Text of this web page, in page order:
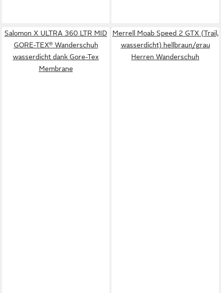
Salomon X ULTRA 360 LTR MID
GORE-TEX® Wanderschuh
wasserdicht dank Gore-Tex
Membrane
Merrell Moab Speed 2 GTX (Trail,
wasserdicht) hellbraun/grau
Herren Wanderschuh